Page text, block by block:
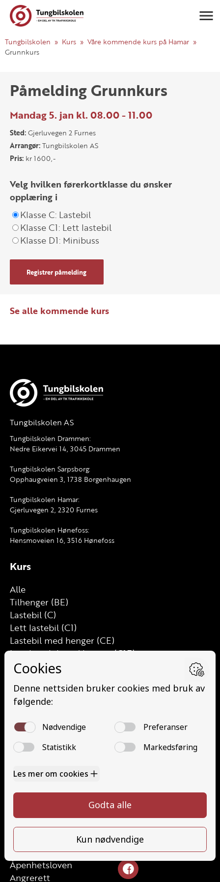
Tungbilskolen Kurs
Våre kommende kurs på Hamar
Grunnkurs
Påmelding Grunnkurs
Mandag 5. jan kl. 08.00 - 11.00
Sted:Gjerluvegen 2 Furnes
Arrangør:Tungbilskolen AS
Pris: kr 1600,-
Velg hvilken førerkortklasse du ønsker
opplæring i
Klasse C: Lastebil
Klasse C1: Lett lastebil
Klasse D1: Minibuss
Registrer påmelding
Se alle kommende kurs
Tungbilskolen AS
Tungbilskolen Drammen:
Nedre Eikervei 14, 3045 Drammen
Tungbilskolen Sarpsborg:
Opphaugveien 3, 1738 Borgenhaugen
Tungbilskolen Hamar:
Gjerluvegen 2, 2320 Furnes
Tungbilskolen Hønefoss:
Hensmoveien 16, 3516 Hønefoss
Kurs
Alle
Tilhenger (BE)
Lastebil (C)
Lett lastebil (C1)
Lastebil med henger (CE)
Lett lastebil med henger (C1E)
Buss (D)
Minibuss (D1)
Minibuss med henger (D1E)
Grunnutdanning Person (YDP – YSK)
YSK Gods etterutdanning (EYDG)
YSK Person etterutdanning (EYDP)
Kontakt
Priser
Elevside
Kontakt oss
Åpenhetsloven
Angrerett
328 24 340
post@tungbilskolen.no
Følg oss